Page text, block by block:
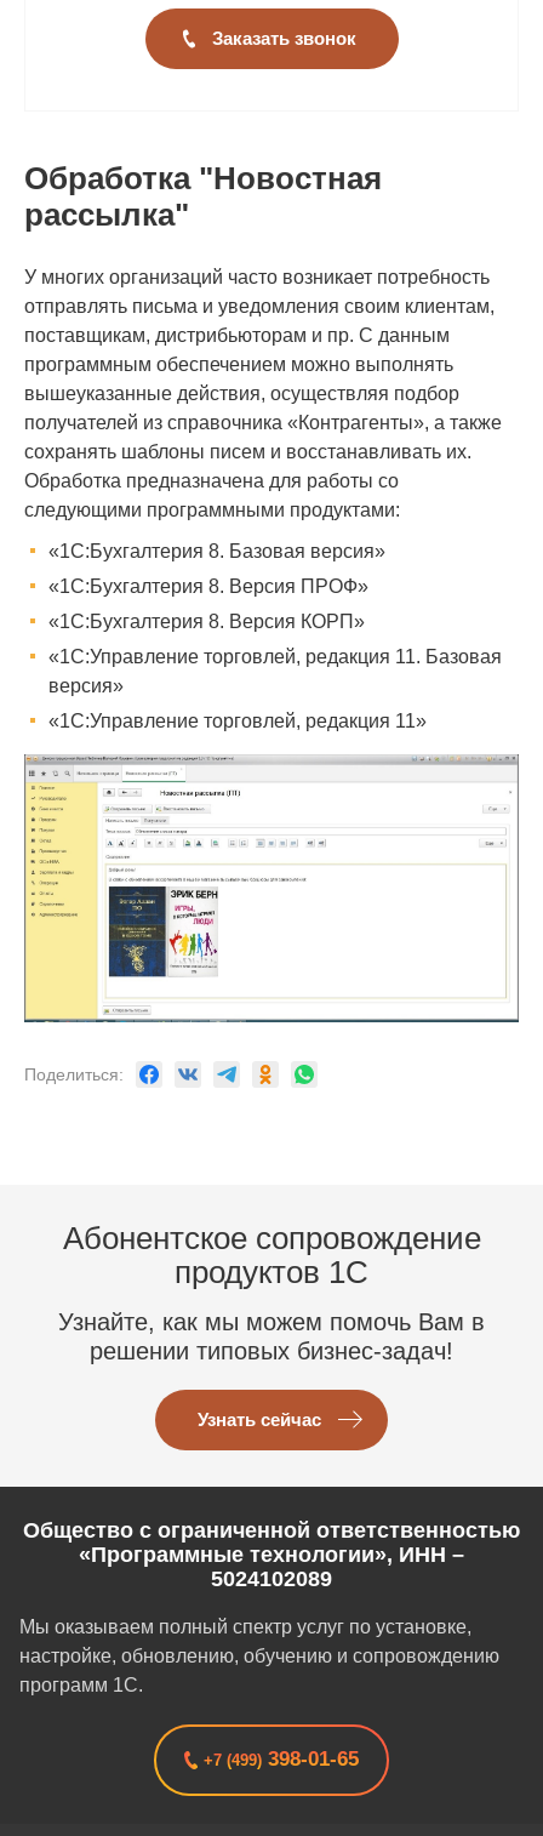
Заказать звонок
Обработка "Новостная
рассылка"
У многих организаций часто возникает потребность
отправлять письма и уведомления своим клиентам,
поставщикам, дистрибьюторам и пр. С данным
программным обеспечением можно выполнять
вышеуказанные действия, осуществляя подбор
получателей из справочника «Контрагенты», а также
сохранять шаблоны писем и восстанавливать их.
Обработка предназначена для работы со
следующими программными продуктами:
«1С:Бухгалтерия 8. Базовая версия»
«1С:Бухгалтерия 8. Версия ПРОФ»
«1С:Бухгалтерия 8. Версия КОРП»
«1С:Управление торговлей, редакция 11. Базовая
версия»
«1С:Управление торговлей, редакция 11»
Поделиться:
Абонентское сопровождение
продуктов 1C
Узнайте, как мы можем помочь Вам в
решении типовых бизнес-задач!
Узнать сейчас
Общество с ограниченной ответственностью
«Программные технологии», ИНН –
5024102089
Мы оказываем полный спектр услуг по установке,
настройке, обновлению, обучению и сопровождению
программ 1С.
+7 (499) 398-01-65